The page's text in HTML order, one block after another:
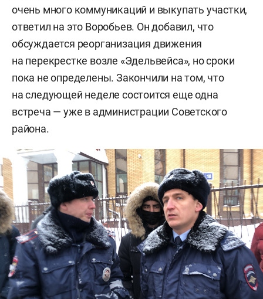
очень много коммуникаций и выкупать участки,
ответил на это Воробьев. Он добавил, что
обсуждается реорганизация движения
на перекрестке возле «Эдельвейса», но сроки
пока не определены. Закончили на том, что
на следующей неделе состоится еще одна
встреча — уже в администрации Советского
района.